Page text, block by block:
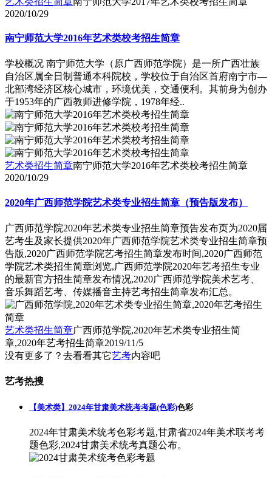
2020/10/29
南宁师范大学2016年艺术类校考招生简章
学校概况 南宁师范大学（原广西师范学院）是一所广西壮族
自治区属全日制普通本科院校，学校位于自治区首府南宁市―
北部湾经济区核心城市，环境优美，交通便利。其前身为创办
于1953年的广西教师进修学院，1978年经..
艺术类招生简章南宁师范大学2016年艺术类校考招生简章
2020/10/29
2020年广西师范学院艺术类专业招生简章（预告版发布）
广西师范学院2020年艺术类专业招生简章预告发布页为2020届
艺考生及家长提供2020年广西师范学院艺术类专业招生简章预
告版,2020广西师范学院艺考招生简章发布时间,2020广西师范
学院艺术类招生简章浏览,广西师范学院2020年艺考招生专业
的最新官方招生简章发布情况,2020广西师范学院美术艺考、
音乐舞蹈艺考、传媒播音主持艺考招生简章发布汇总。
艺术类招生简章广西师范学院,2020年艺术类专业招生简
章,2020年艺考招生简章2019/11/5
没有更多了？去看看其它艺考内容吧
艺考热搜
【美术类】2024年甘肃美术统考考题(色彩)色彩
2024年甘肃美术统考色彩考题,甘肃省2024年美术联考考
题色彩,2024甘肃美术统考真题公布。